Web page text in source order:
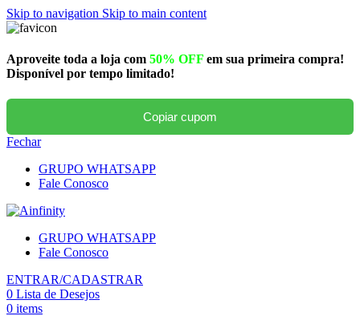
Skip to navigation Skip to main content
Aproveite toda a loja com 50% OFF em sua primeira compra!
Disponível por tempo limitado!
Copiar cupom
Fechar
GRUPO WHATSAPP
Fale Conosco
GRUPO WHATSAPP
Fale Conosco
ENTRAR/CADASTRAR
0 Lista de Desejos
0 items